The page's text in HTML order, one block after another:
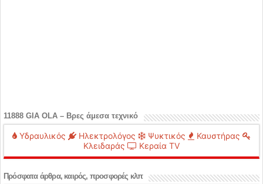
11888 GIA OLA – Βρες άμεσα τεχνικό
Υδραυλικός Ηλεκτρολόγος Ψυκτικός
Καυστήρας
Κλειδαράς
Κεραία TV
Πρόσφατα άρθρα, καιρός, προσφορές κλπ